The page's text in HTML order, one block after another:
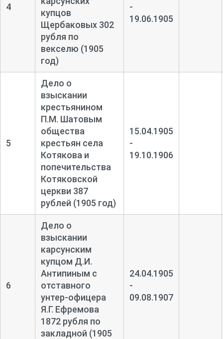
4
купцов
Щербаковых 302
рубля по
векселю (1905
год)
-
19.06.1905
5
Дело о
взыскании
крестьянином
П.М. Шатовым
общества
крестьян села
Котякова и
попечительства
Котяковской
церкви 387
рублей (1905 год)
15.04.1905
-
19.10.1906
6
Дело о
взыскании
карсунским
купцом Д.И.
Антипиным с
отставного
унтер-офицера
Я.Г. Ефремова
1872 рубля по
закладной (1905
24.04.1905
-
09.08.1907